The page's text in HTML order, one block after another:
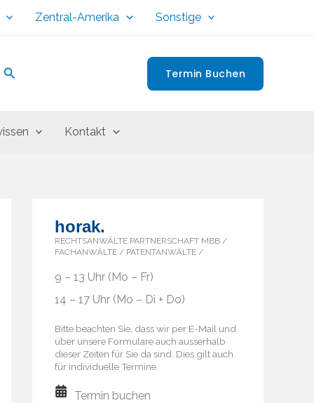
Zentral-Amerika Sonstige
Suchen Termin Buchen
Kontakt
horak.
RECHTSANWÄLTE PARTNERSCHAFT MBB /
FACHANWÄLTE / PATENTANWÄLTE /
9 – 13 Uhr (Mo – Fr)
14 – 17 Uhr (Mo – Di + Do)
Bitte beachten Sie, dass wir per E-Mail und
über unsere Formulare auch ausserhalb
dieser Zeiten für Sie da sind. Dies gilt auch
für individuelle Termine.
Termin buchen